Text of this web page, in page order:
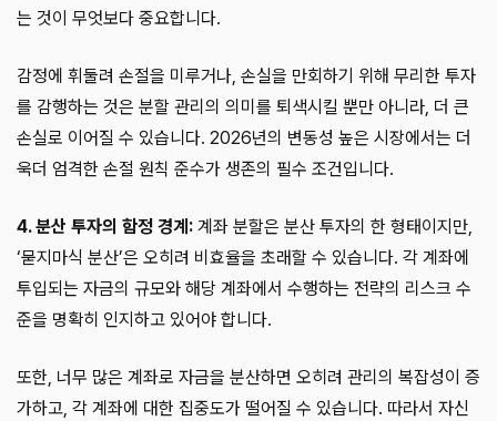
는 것이 무엇보다 중요합니다.
감정에 휘둘려 손절을 미루거나, 손실을 만회하기 위해 무리한 투자
를 감행하는 것은 분할 관리의 의미를 퇴색시킬 뿐만 아니라, 더 큰
손실로 이어질 수 있습니다. 2026년의 변동성 높은 시장에서는 더
욱더 엄격한 손절 원칙 준수가 생존의 필수 조건입니다.
4. 분산 투자의 함정 경계: 계좌 분할은 분산 투자의 한 형태이지만,
‘묻지마식 분산’은 오히려 비효율을 초래할 수 있습니다. 각 계좌에
투입되는 자금의 규모와 해당 계좌에서 수행하는 전략의 리스크 수
준을 명확히 인지하고 있어야 합니다.
또한, 너무 많은 계좌로 자금을 분산하면 오히려 관리의 복잡성이 증
가하고, 각 계좌에 대한 집중도가 떨어질 수 있습니다. 따라서 자신